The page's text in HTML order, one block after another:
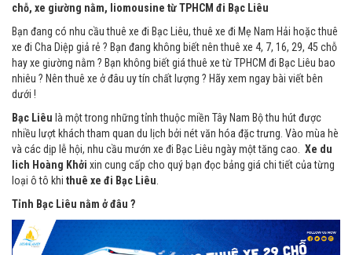
chỗ, xe giường nằm, liomousine từ TPHCM đi Bạc Liêu
Bạn đang có nhu cầu thuê xe đi Bạc Liêu, thuê xe đi Mẹ Nam Hải hoặc thuê
xe đi Cha Diệp giả rẻ ? Bạn đang không biết nên thuê xe 4, 7, 16, 29, 45 chỗ
hay xe giường nằm ? Bạn không biết giá thuê xe từ TPHCM đi Bạc Liêu bao
nhiêu ? Nên thuê xe ở đâu uy tín chất lượng ? Hãy xem ngay bài viết bên
dưới !
Bạc Liêu là một trong những tỉnh thuộc miền Tây Nam Bộ thu hút được
nhiều lượt khách tham quan du lịch bởi nét văn hóa đặc trưng. Vào mùa hè
và các dịp lễ hội, nhu cầu mướn xe đi Bạc Liêu ngày một tăng cao. Xe du
lich Hoàng Khởi xin cung cấp cho quý bạn đọc bảng giá chi tiết của từng
loại ô tô khi thuê xe đi Bạc Liêu.
Tỉnh Bạc Liêu nằm ở đâu ?